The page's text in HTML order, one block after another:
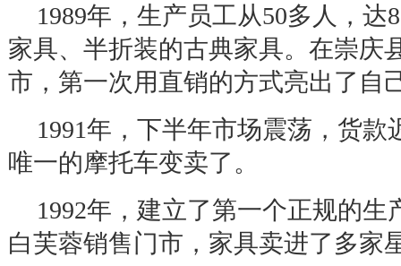
1989年，生产员工从50多人，达
家具、半折装的古典家具。在崇庆
市，第一次用直销的方式亮出了自
1991年，下半年市场震荡，货款
唯一的摩托车变卖了。
1992年，建立了第一个正规的生
白芙蓉销售门市，家具卖进了多家